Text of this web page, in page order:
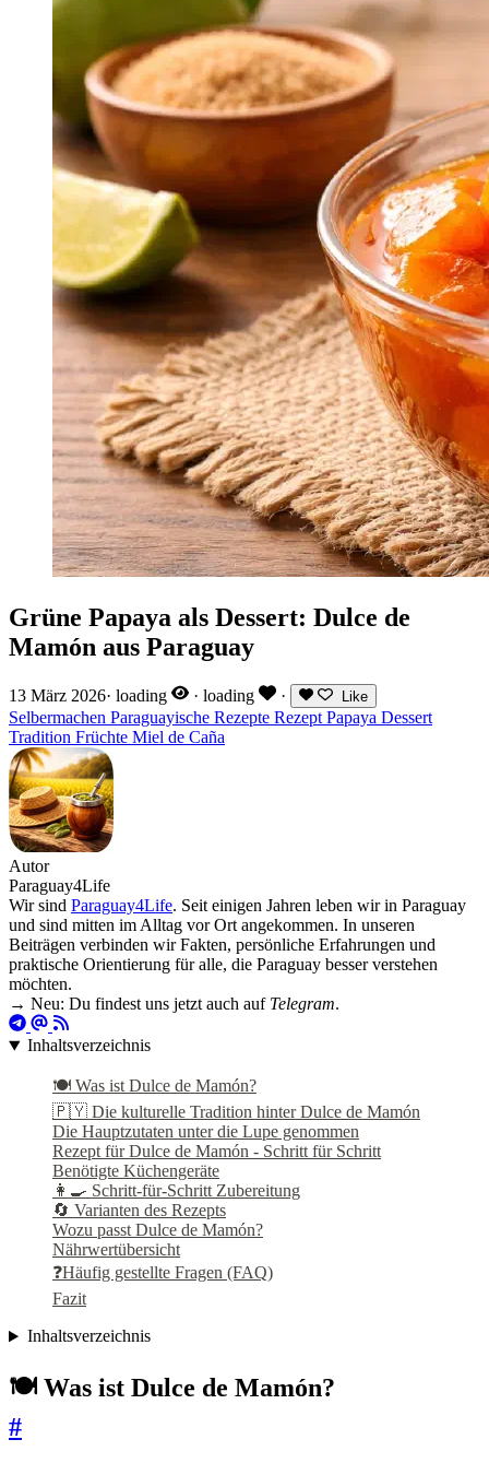
Grüne Papaya als Dessert: Dulce de
Mamón aus Paraguay
13 März 2026· loading · loading · Like
Selbermachen Paraguayische Rezepte RezeptPapaya Dessert
Tradition Früchte Miel de Caña
Autor
Paraguay4Life
Wir sind Paraguay4Life. Seit einigen Jahren leben wir in Paraguay
und sind mitten im Alltag vor Ort angekommen. In unseren
Beiträgen verbinden wir Fakten, persönliche Erfahrungen und
praktische Orientierung für alle, die Paraguay besser verstehen
möchten.
→ Neu: Du findest uns jetzt auch auf Telegram.
Inhaltsverzeichnis
🍽️ Was ist Dulce de Mamón?
🇵🇾 Die kulturelle Tradition hinter Dulce de Mamón
Die Hauptzutaten unter die Lupe genommen
Rezept für Dulce de Mamón - Schritt für Schritt
Benötigte Küchengeräte
👩‍🍳 Schritt-für-Schritt Zubereitung
🔄 Varianten des Rezepts
Wozu passt Dulce de Mamón?
Nährwertübersicht
❓Häufig gestellte Fragen (FAQ)
Fazit
Inhaltsverzeichnis
🍽️ Was ist Dulce de Mamón?
#